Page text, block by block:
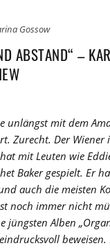
Gossow
ABSTAND“ –
unlängst mit dem
Zurecht. Der Wiener
mit Leuten wie
Baker gespielt. Er
auch die meisten
noch immer nicht
jüngsten Alben